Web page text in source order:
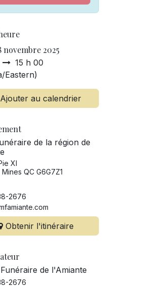
novembre 2025
15 h 00
Eastern)
Ajouter au calendrier
de la région de
XI
QC G6G7Z1
2676
Obtenir l'itinéraire
de l'Amiante
2676